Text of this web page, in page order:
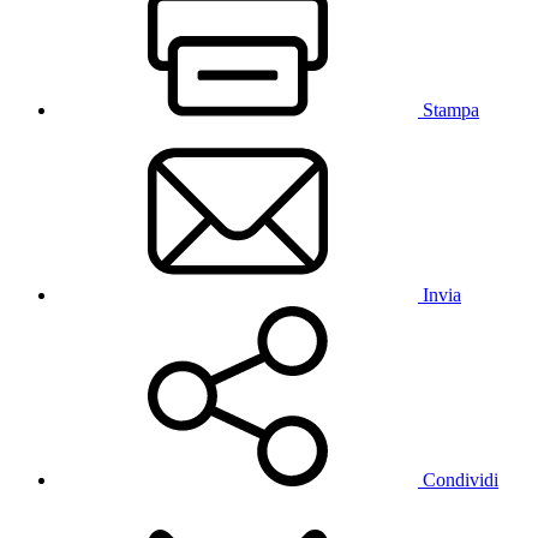
Stampa
Invia
Condividi